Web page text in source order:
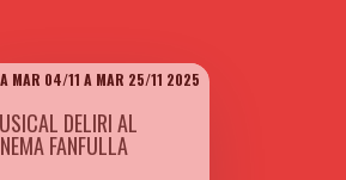
MAR 04/11 A MAR 25/11 2025
DELIRI AL
FANFULLA